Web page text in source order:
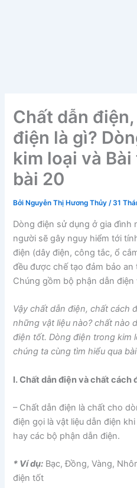
Chất dẫn
điện là gì?
kim loại và Bài
bài 20
Bởi Nguyễn Thị Hương Thủy/31
Dòng điện sử dụng ở gia đình
người sẽ gây nguy hiểm tới
điện (dây điện, công tắc, ổ
đều được chế tạo đảm bảo
Chúng gồm bộ phận dẫn
Vậy chất dẫn điện, chất cách
những vật liệu nào? chất nào
điện tốt. Dòng điện trong kim
chúng ta cùng tìm hiểu qua
I. Chất dẫn điện và chất cách
– Chất dẫn điện là chất cho
điện gọi là vật liệu dẫn điện
hay các bộ phận dẫn điện.
* Ví dụ: Bạc, Đồng, Vàng,
điện tốt